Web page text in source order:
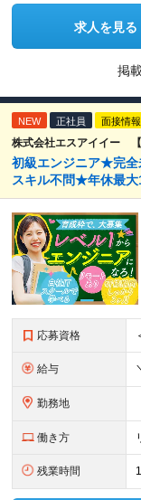
求人を見る
掲
NEW 正社員 面接情
株式会社エスアイイー 【
初級エンジニア★完
スキル不問★年休最
応募資格
給与
勤務地
働き方
残業時間